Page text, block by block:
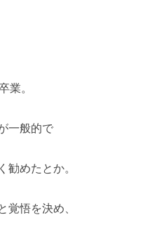
業。
一般的で
勧めたとか。
覚悟を決め、